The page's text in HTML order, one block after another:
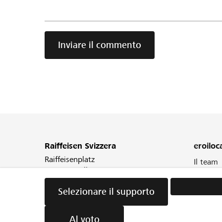
Inviare il commento
Selezionare il supporto
Al voto
Raiffeisen Svizzera
Raiffeisenplatz
9001 St.Gallen
Il team